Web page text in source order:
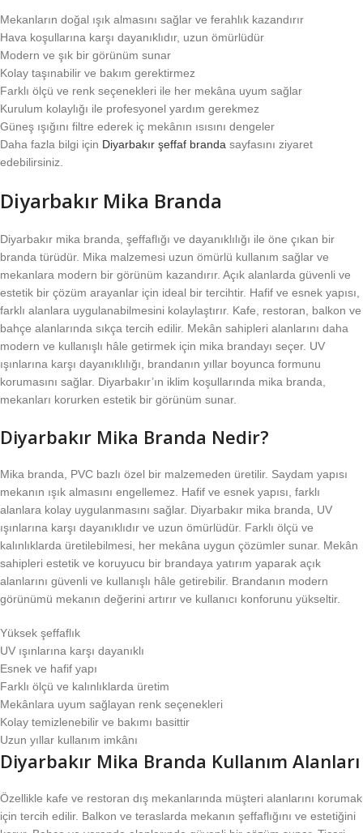
Mekanların doğal ışık almasını sağlar ve ferahlık kazandırır
Hava koşullarına karşı dayanıklıdır, uzun ömürlüdür
Modern ve şık bir görünüm sunar
Kolay taşınabilir ve bakım gerektirmez
Farklı ölçü ve renk seçenekleri ile her mekâna uyum sağlar
Kurulum kolaylığı ile profesyonel yardım gerekmez
Güneş ışığını filtre ederek iç mekânın ısısını dengeler
Daha fazla bilgi için Diyarbakır şeffaf branda sayfasını ziyaret
edebilirsiniz.
Diyarbakır Mika Branda
Diyarbakır mika branda, şeffaflığı ve dayanıklılığı ile öne çıkan bir
branda türüdür. Mika malzemesi uzun ömürlü kullanım sağlar ve
mekanlara modern bir görünüm kazandırır. Açık alanlarda güvenli ve
estetik bir çözüm arayanlar için ideal bir tercihtir. Hafif ve esnek yapısı,
farklı alanlara uygulanabilmesini kolaylaştırır. Kafe, restoran, balkon ve
bahçe alanlarında sıkça tercih edilir. Mekân sahipleri alanlarını daha
modern ve kullanışlı hâle getirmek için mika brandayı seçer. UV
ışınlarına karşı dayanıklılığı, brandanın yıllar boyunca formunu
korumasını sağlar. Diyarbakır’ın iklim koşullarında mika branda,
mekanları korurken estetik bir görünüm sunar.
Diyarbakır Mika Branda Nedir?
Mika branda, PVC bazlı özel bir malzemeden üretilir. Saydam yapısı
mekanın ışık almasını engellemez. Hafif ve esnek yapısı, farklı
alanlara kolay uygulanmasını sağlar. Diyarbakır mika branda, UV
ışınlarına karşı dayanıklıdır ve uzun ömürlüdür. Farklı ölçü ve
kalınlıklarda üretilebilmesi, her mekâna uygun çözümler sunar. Mekân
sahipleri estetik ve koruyucu bir brandaya yatırım yaparak açık
alanlarını güvenli ve kullanışlı hâle getirebilir. Brandanın modern
görünümü mekanın değerini artırır ve kullanıcı konforunu yükseltir.
Yüksek şeffaflık
UV ışınlarına karşı dayanıklı
Esnek ve hafif yapı
Farklı ölçü ve kalınlıklarda üretim
Mekânlara uyum sağlayan renk seçenekleri
Kolay temizlenebilir ve bakımı basittir
Uzun yıllar kullanım imkânı
Diyarbakır Mika Branda Kullanım Alanları
Özellikle kafe ve restoran dış mekanlarında müşteri alanlarını korumak
için tercih edilir. Balkon ve teraslarda mekanın şeffaflığını ve estetiğini